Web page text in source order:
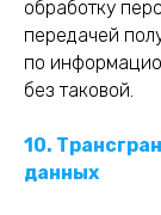
обработку
передачей
по
без таковой.
10.
данных